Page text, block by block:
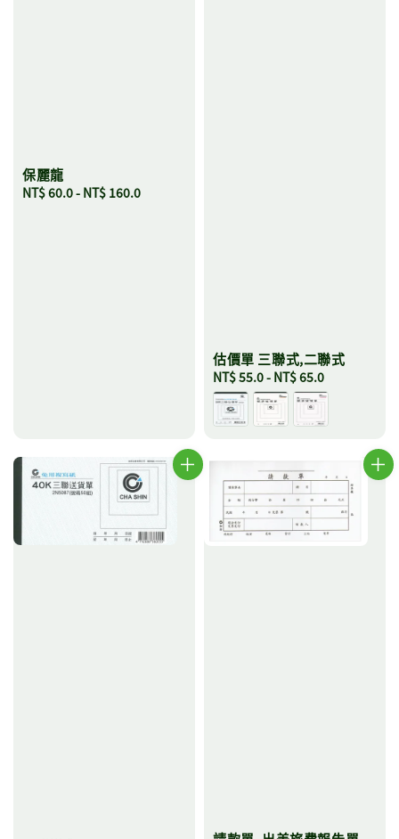
保麗龍
Regular
NT$ 60.0- NT$ 160.0
估價單 三聯式,二聯式
Regular
price
NT$ 55.0- NT$ 65.0